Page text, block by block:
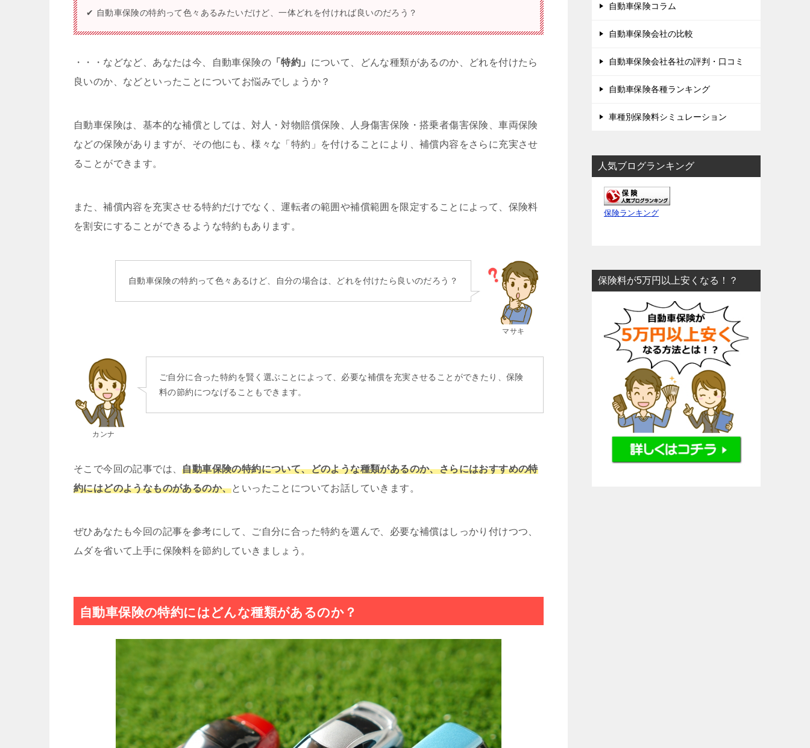
✔ 自動車保険の特約って色々あるみたいだけど、一体どれを付ければ良いのだろう？
・・・などなど、あなたは今、自動車保険の 「特約」 について、どんな種類があるのか、どれを付けたら
良いのか、などといったことについてお悩みでしょうか？
自動車保険は、基本的な補償としては、対人・対物賠償保険、人身傷害保険・搭乗者傷害保険、車両保険
などの保険がありますが、その他にも、様々な「特約」を付けることにより、補償内容をさらに充実させ
ることができます。
また、補償内容を充実させる特約だけでなく、運転者の範囲や補償範囲を限定することによって、保険料
を割安にすることができるような特約もあります。
マサキ
自動車保険の特約って色々あるけど、自分の場合は、どれを付けたら良いのだろう？
カンナ
ご自分に合った特約を賢く選ぶことによって、必要な補償を充実させることができたり、保険
料の節約につなげることもできます。
そこで今回の記事では、自動車保険の特約について、どのような種類があるのか、さらにはおすすめの特
約にはどのようなものがあるのか、といったことについてお話していきます。
ぜひあなたも今回の記事を参考にして、ご自分に合った特約を選んで、必要な補償はしっかり付けつつ、
ムダを省いて上手に保険料を節約していきましょう。
自動車保険の特約にはどんな種類があるのか？
自動車保険コラム
自動車保険会社の比較
自動車保険会社各社の評判・口コミ
自動車保険各種ランキング
車種別保険料シミュレーション
人気ブログランキング
保険ランキング
保険料が5万円以上安くなる！？